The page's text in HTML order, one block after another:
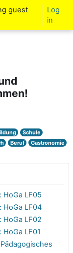
guest
Log
in
Schule
Beruf
Gastronomie
HoGa LF05
HoGa LF04
HoGa LF02
LF01